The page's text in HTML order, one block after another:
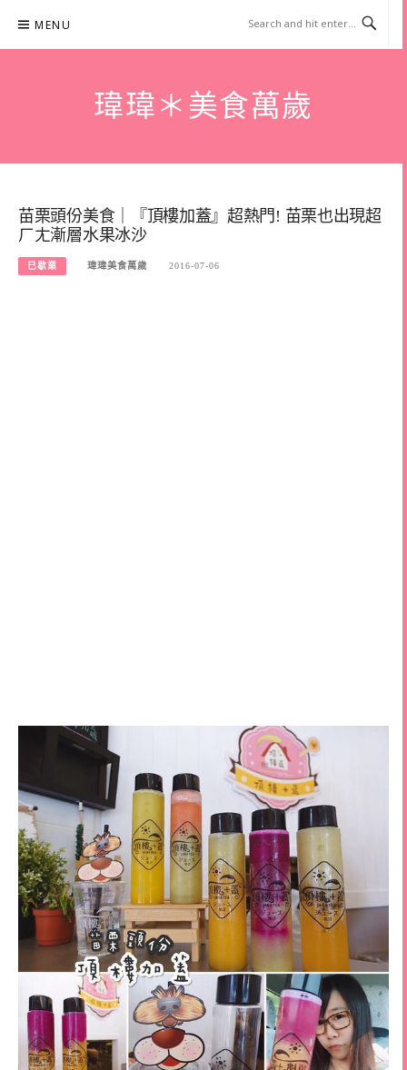
content
MENU
瑋瑋＊美食萬歲
苗栗頭份美食｜『頂樓加蓋』超熱門! 苗栗也出現超
ㄏㄤ漸層水果冰沙
已歇業 瑋瑋美食萬歲 2016-07-06